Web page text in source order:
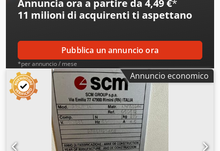
Annuncia ora a partire da 4,49 €*
11 milioni di acquirenti ti aspettano
Pubblica un annuncio ora
*per annuncio / mese
Annuncio economico